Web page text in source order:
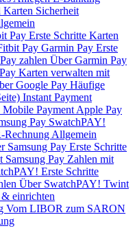
Karten Sicherheit
Pay Erste Schritte Karten
Pay Garmin Pay Erste
zahlen Über Garmin Pay
Karten verwalten mit
Google Pay Häufige
Instant Payment
Mobile Payment Apple Pay
Pay SwatchPAY!
Rechnung Allgemein
Samsung Pay Erste Schritte
Samsung Pay Zahlen mit
Erste Schritte
Über SwatchPAY! Twint
einrichten
Vom LIBOR zum SARON